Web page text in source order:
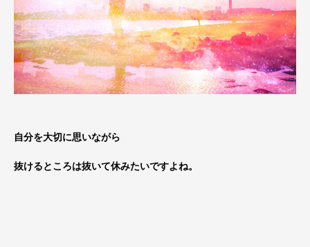
自分を大切に思いながら
抜けるところは抜いて休みたいですよね。